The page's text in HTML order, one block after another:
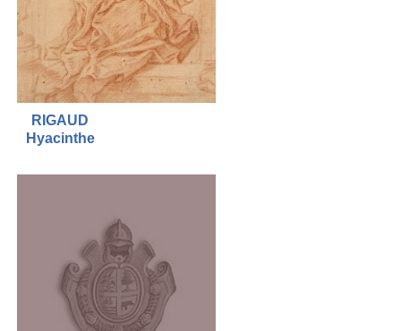
RIGAUD
Hyacinthe